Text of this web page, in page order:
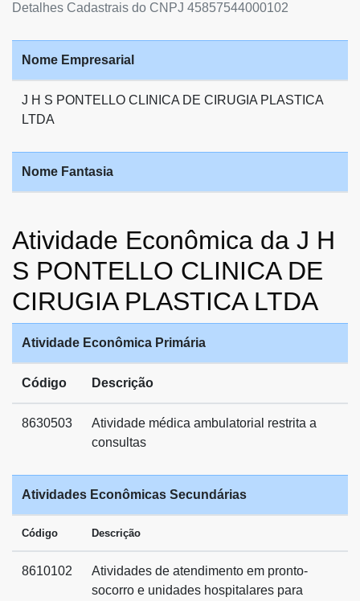
Detalhes Cadastrais do CNPJ 45857544000102
Nome Empresarial
J H S PONTELLO CLINICA DE CIRUGIA PLASTICA
LTDA
Nome Fantasia
Atividade Econômica da J H
S PONTELLO CLINICA DE
CIRUGIA PLASTICA LTDA
Atividade Econômica Primária
Código Descrição
8630503
Atividade médica ambulatorial restrita a
consultas
Atividades Econômicas Secundárias
Código Descrição
8610102
Atividades de atendimento em pronto-
socorro e unidades hospitalares para